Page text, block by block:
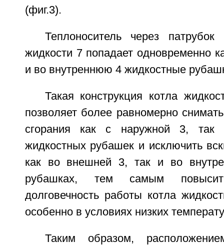
(фиг.3).
Теплоноситель через патрубок
жидкости 7 попадает одновременно
и во внутреннюю 4 жидкостные
Такая конструкция котла
позволяет более равномерно
сгорания как с наружной 3,
жидкостных рубашек и исключить
как во внешней 3, так и во
рубашках, тем самым
долговечность работы котла
особенно в условиях низких
Таким образом,